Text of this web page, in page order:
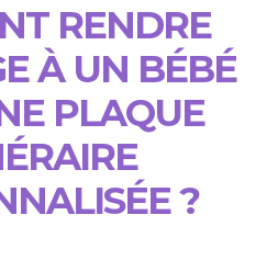
RENDRE
À UN BÉBÉ
PLAQUE
?